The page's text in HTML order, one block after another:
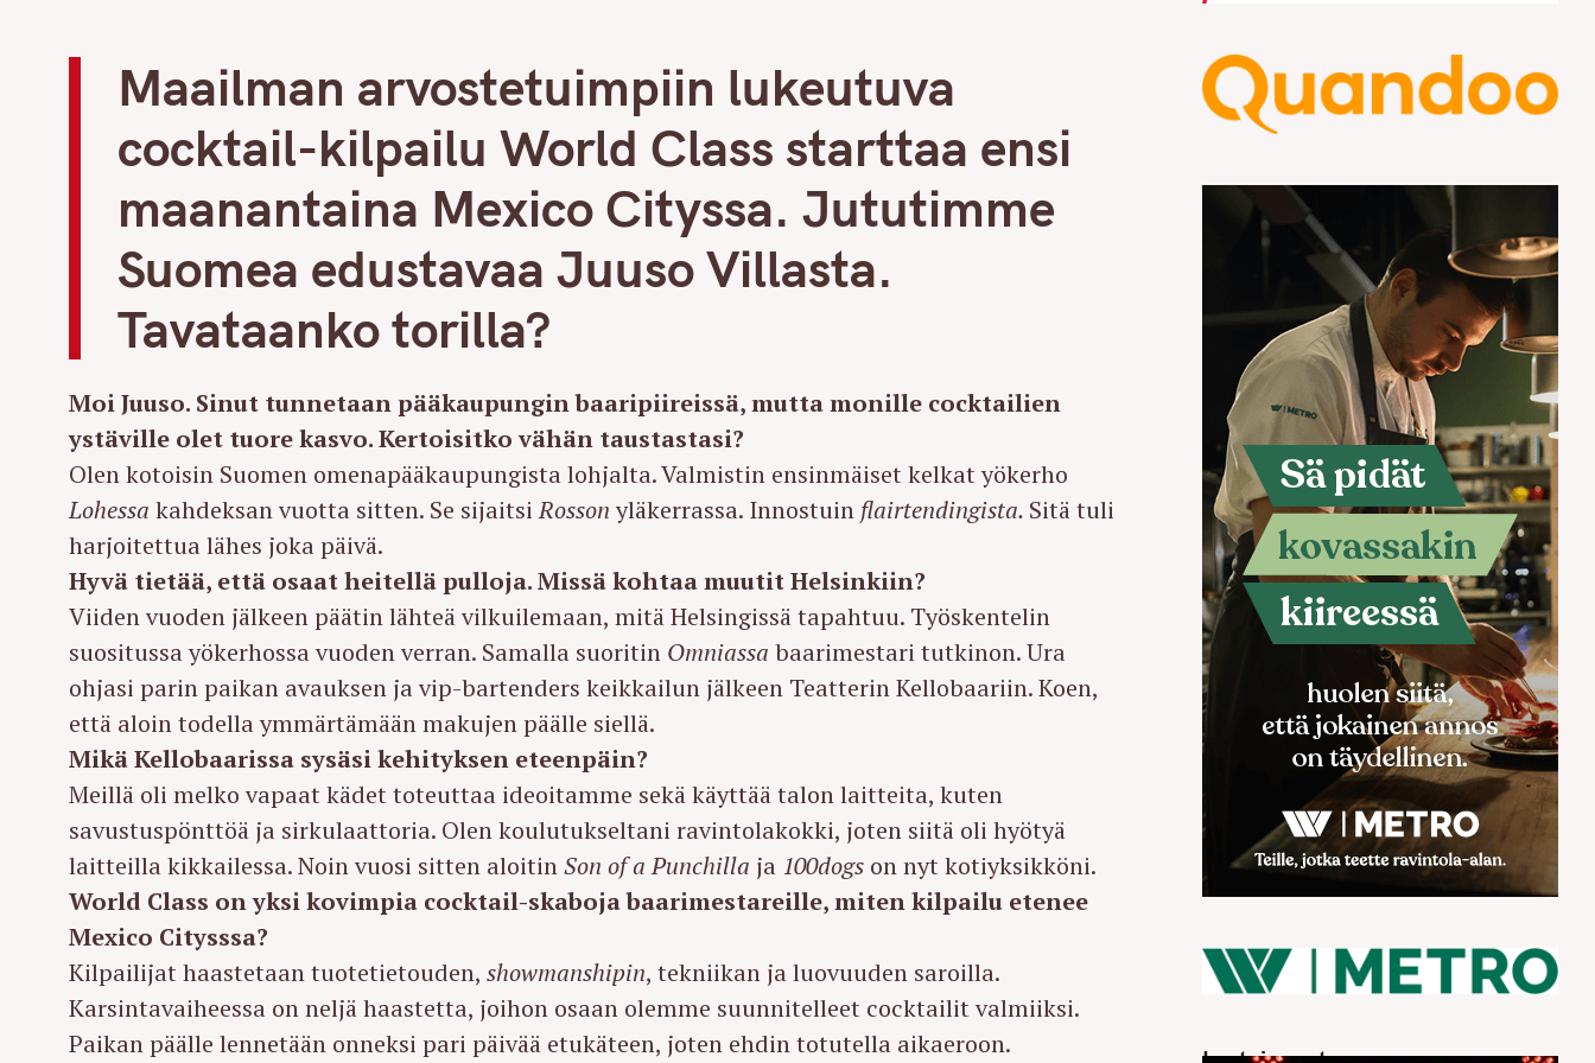
Maailman arvostetuimpiin lukeutuva
cocktail-kilpailu World Class starttaa ensi
maanantaina Mexico Cityssa. Jututimme
Suomea edustavaa Juuso Villasta.
Tavataanko torilla?
Moi Juuso. Sinut tunnetaan pääkaupungin baaripiireissä, mutta monille cocktailien
ystäville olet tuore kasvo. Kertoisitko vähän taustastasi?
Olen kotoisin Suomen omenapääkaupungista lohjalta. Valmistin ensinmäiset kelkat yökerho
Lohessa kahdeksan vuotta sitten. Se sijaitsiRossonyläkerrassa. Innostuin flairtendingista. Sitä tuli
harjoitettua lähes joka päivä.
Hyvä tietää, että osaat heitellä pulloja. Missä kohtaa muutit Helsinkiin?
Viiden vuoden jälkeen päätin lähteä vilkuilemaan, mitä Helsingissä tapahtuu. Työskentelin
suositussa yökerhossa vuoden verran. Samalla suoritin Omniassa baarimestari tutkinon. Ura
ohjasi parin paikan avauksen ja vip-bartenders keikkailun jälkeen Teatterin Kellobaariin. Koen,
että aloin todella ymmärtämään makujen päälle siellä.
Mikä Kellobaarissa sysäsi kehityksen eteenpäin?
Meillä oli melko vapaat kädet toteuttaa ideoitamme sekä käyttää talon laitteita, kuten
savustuspönttöä ja sirkulaattoria. Olen koulutukseltani ravintolakokki, joten siitä oli hyötyä
laitteilla kikkailessa. Noin vuosi sitten aloitinSon of a Punchilla ja 100dogs on nyt kotiyksikköni.
World Class on yksi kovimpia cocktail-skaboja baarimestareille, miten kilpailu etenee
Mexico Citysssa?
Kilpailijat haastetaan tuotetietouden,showmanshipin, tekniikan ja luovuuden saroilla.
Karsintavaiheessa on neljä haastetta, joihon osaan olemme suunnitelleet cocktailit valmiiksi.
Paikan päälle lennetään onneksi pari päivää etukäteen, joten ehdin totutella aikaeroon.
S
e
a